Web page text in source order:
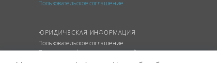
Пользовательское соглашение
ЮРИДИЧЕСКАЯ ИНФОРМАЦИЯ
Пользовательское соглашение
Политика конфиденциальности сайта
Политика обработки персональных данных